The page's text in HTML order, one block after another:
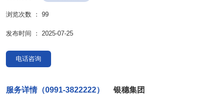
浏览次数 ： 99
发布时间 ： 2025-07-25
电话咨询
服务详情（0991-3822222） 银穗集团